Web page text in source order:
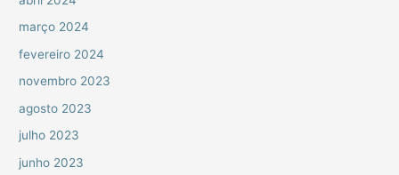
março 2024
fevereiro 2024
novembro 2023
agosto 2023
julho 2023
junho 2023